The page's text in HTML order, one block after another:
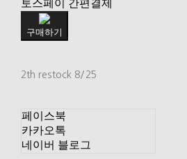
토스페이 간편결제
구매하기
2th restock 8/25
페이스북
카카오톡
네이버 블로그